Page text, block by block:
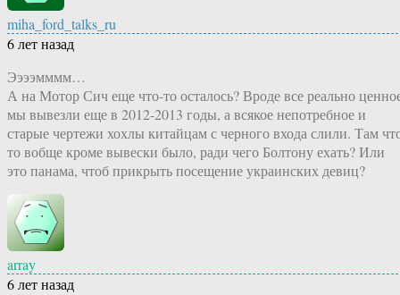
miha_ford_talks_ru
6 лет назад
Ээээмммм…
А на Мотор Сич еще что-то осталось? Вроде все реально
мы вывезли еще в 2012-2013 годы, а всякое непотребное и
старые чертежи хохлы китайцам с черного входа слили. Там
то вобще кроме вывески было, ради чего Болтону ехать? Или
это панама, чтоб прикрыть посещение украинских девиц?
array
6 лет назад